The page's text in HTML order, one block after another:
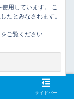
サイドバー
用しています。 こ
たとみなされます。
ご覧ください: